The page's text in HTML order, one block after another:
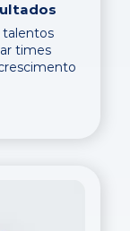
talentos
times